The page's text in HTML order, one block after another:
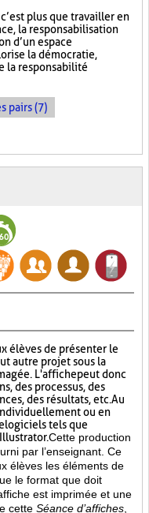
plus que travailler en
la responsabilisation
d’un espace
la démocratie,
la responsabilité
pairs (7)
élèves de présenter le
autre projet sous la
L'affichepeut donc
des processus, des
des résultats, etc. Au
ou en
logiciels tels que
Cette production
par l’enseignant. Ce
élèves les éléments de
le format que doit
est imprimée et une
cette Séance d’affiches